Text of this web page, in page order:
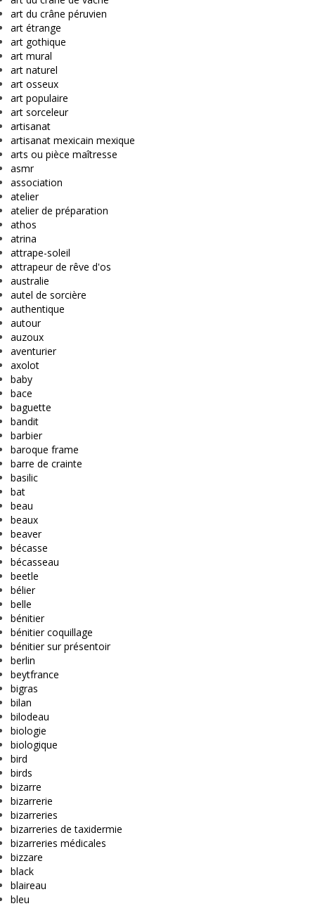
art du crâne péruvien
art étrange
art gothique
art mural
art naturel
art osseux
art populaire
art sorceleur
artisanat
artisanat mexicain mexique
arts ou pièce maîtresse
asmr
association
atelier
atelier de préparation
athos
atrina
attrape-soleil
attrapeur de rêve d'os
australie
autel de sorcière
authentique
autour
auzoux
aventurier
axolot
baby
bace
baguette
bandit
barbier
baroque frame
barre de crainte
basilic
bat
beau
beaux
beaver
bécasse
bécasseau
beetle
bélier
belle
bénitier
bénitier coquillage
bénitier sur présentoir
berlin
beytfrance
bigras
bilan
bilodeau
biologie
biologique
bird
birds
bizarre
bizarrerie
bizarreries
bizarreries de taxidermie
bizarreries médicales
bizzare
black
blaireau
bleu